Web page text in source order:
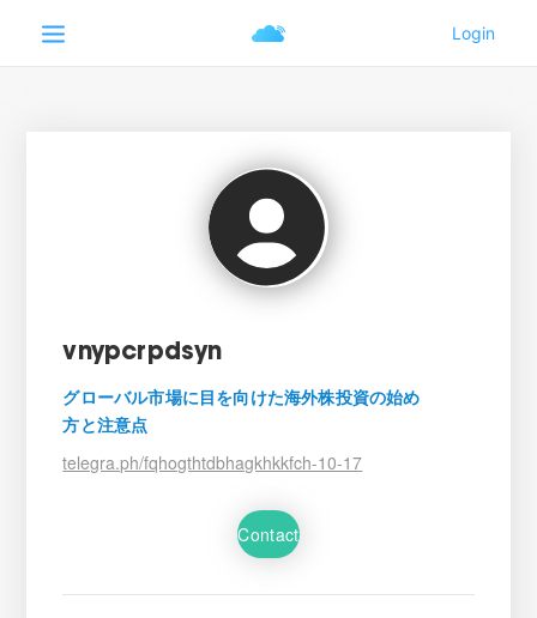
vnypcrpdsyn
グローバル市場に目を向けた海外株投資の始め
方と注意点
telegra.ph/fqhogthtdbhagkhkkfch-10-17
Contact